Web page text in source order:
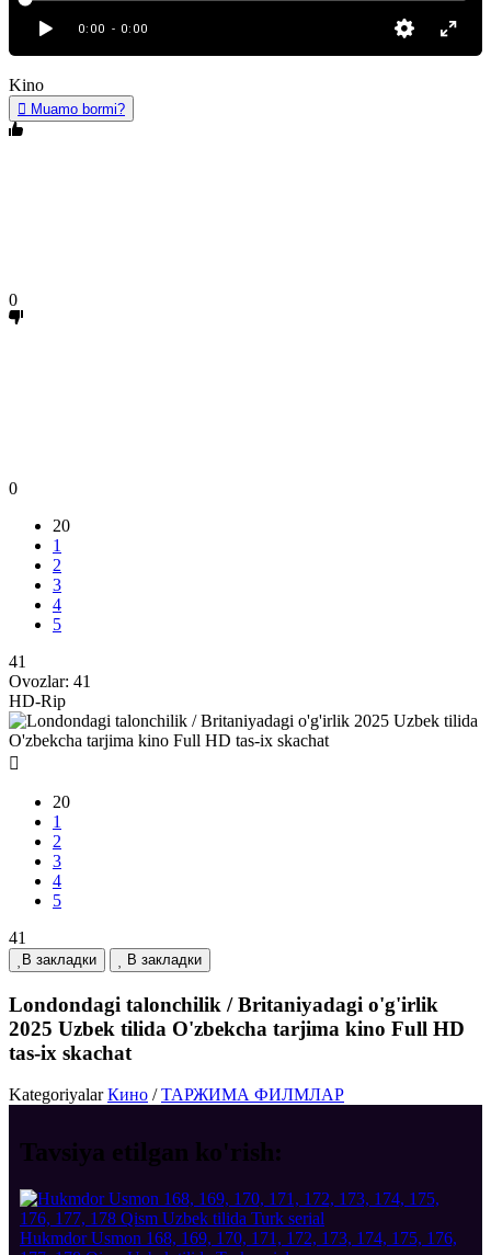
0:00 - 0:00
Kino
Muamo bormi?
0
0
20
1
2
3
4
5
41
Ovozlar: 41
HD-Rip
20
1
2
3
4
5
41
В закладки В закладки
Londondagi talonchilik / Britaniyadagi o'g'irlik
2025 Uzbek tilida O'zbekcha tarjima kino Full HD
tas-ix skachat
Kategoriyalar Кино /ТАРЖИМА ФИЛМЛАР
Tavsiya etilgan ko'rish:
Hukmdor Usmon 168, 169, 170, 171, 172, 173, 174, 175, 176,